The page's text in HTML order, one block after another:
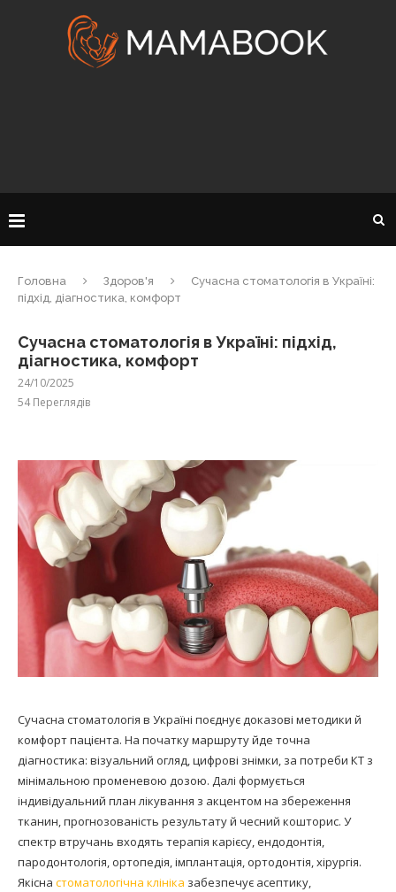
Головна Здоров'я
Сучасна стоматологія в Україні:
підхід, діагностика, комфорт
Сучасна стоматологія в Україні: підхід,
діагностика, комфорт
24/10/2025
54Переглядів
Сучасна стоматологія в Україні поєднує доказові методики й
комфорт пацієнта. На початку маршруту йде точна
діагностика: візуальний огляд, цифрові знімки, за потреби КТ з
мінімальною променевою дозою. Далі формується
індивідуальний план лікування з акцентом на збереження
тканин, прогнозованість результату й чесний кошторис. У
спектр втручань входять терапія карієсу, ендодонтія,
пародонтологія, ортопедія, імплантація, ортодонтія, хірургія.
Якісна стоматологічна клініка забезпечує асептику,